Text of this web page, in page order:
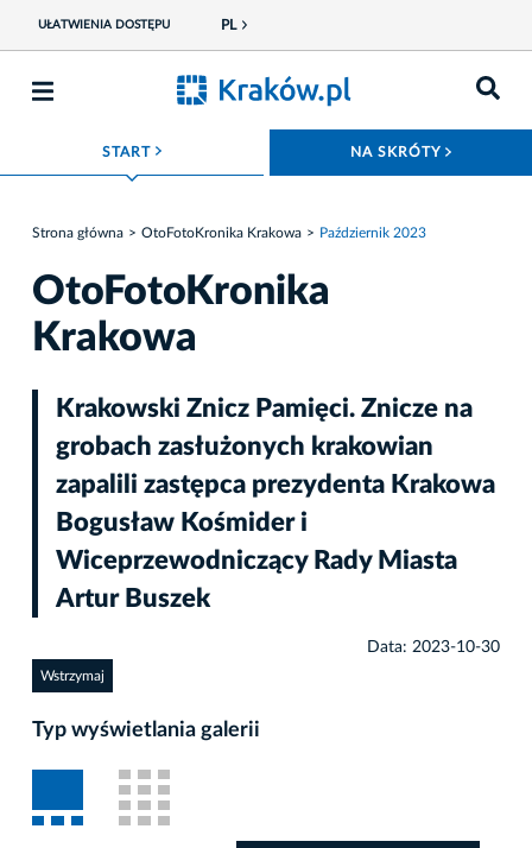
UŁATWIENIA DOSTĘPU PL
START ROZWIŃ MENU NA SKRÓTY
Strona główna OtoFotoKronika Krakowa Październik 2023
OtoFotoKronika
Krakowa
Krakowski Znicz Pamięci. Znicze na
grobach zasłużonych krakowian
zapalili zastępca prezydenta Krakowa
Bogusław Kośmider i
Wiceprzewodniczący Rady Miasta
Artur Buszek
Data: 2023-10-30
Wstrzymaj
Typ wyświetlania galerii